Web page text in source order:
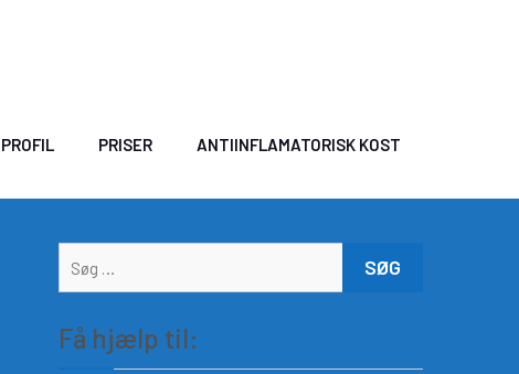
PROFIL PRISER ANTIINFLAMATORISK KOST
Få hjælp til: